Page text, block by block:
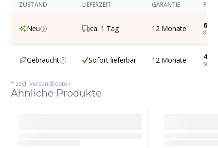
ZUSTAND LIEFERZEIT GARANTIE PREIS
Neu ca. 1 Tag 12 Monate
Gebraucht Sofort lieferbar 12 Monate
* zzgl. Versandkosten
Ähnliche Produkte